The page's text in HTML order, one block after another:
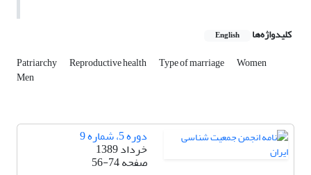
کلیدواژه‌ها English
Patriarchy Reproductive health Type of marriage Women
Men
دوره 5، شماره 9
خرداد 1389
صفحه56-74